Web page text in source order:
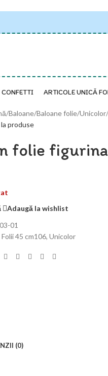
CONFETTI ARTICOLE UNICĂ
/Baloane/Baloane folie/Unicolor/
produse
folie
Adaugă la wishlist
01
Folii 45 cm106, Unicolor
(0)